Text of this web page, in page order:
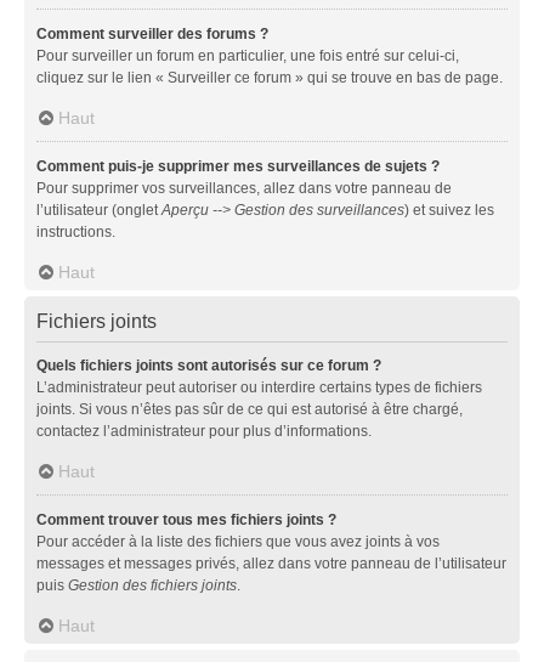
Comment surveiller des forums ?
Pour surveiller un forum en particulier, une fois entré sur celui-ci,
cliquez sur le lien « Surveiller ce forum » qui se trouve en bas de page.
Haut
Comment puis-je supprimer mes surveillances de sujets ?
Pour supprimer vos surveillances, allez dans votre panneau de
l’utilisateur (ongletAperçu --> Gestion des surveillances) et suivez les
instructions.
Haut
Fichiers joints
Quels fichiers joints sont autorisés sur ce forum ?
L’administrateur peut autoriser ou interdire certains types de fichiers
joints. Si vous n’êtes pas sûr de ce qui est autorisé à être chargé,
contactez l’administrateur pour plus d’informations.
Haut
Comment trouver tous mes fichiers joints ?
Pour accéder à la liste des fichiers que vous avez joints à vos
messages et messages privés, allez dans votre panneau de l’utilisateur
puis Gestion des fichiers joints.
Haut